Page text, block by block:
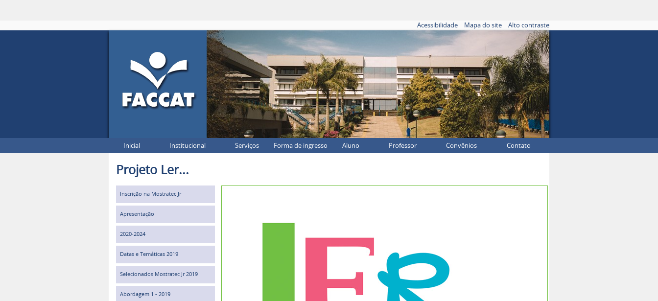
Alto contraste
Mapa do site
Acessibilidade
Inicial Institucional Serviços Forma de ingresso Aluno Professor Convênios Contato
Projeto Ler...
Inscrição na Mostratec Jr
Apresentação
2020-2024
Datas e Temáticas 2019
Selecionados Mostratec Jr 2019
Abordagem 1 - 2019